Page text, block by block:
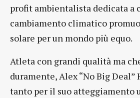
profit ambientalista dedicata a
cambiamento climatico
solare per un mondo più equo.
Atleta con grandi qualità ma
duramente, Alex “No Big
tanto per il suo atteggiamento